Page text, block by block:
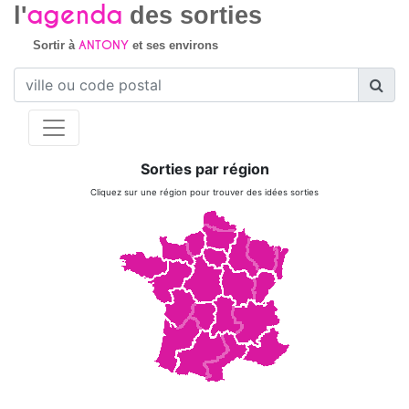
l'agenda des sorties
Sortir à ANTONYet ses environs
Sorties par région
Cliquez sur une région pour trouver des idées sorties